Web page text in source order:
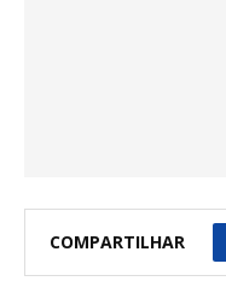
COMPARTILHAR